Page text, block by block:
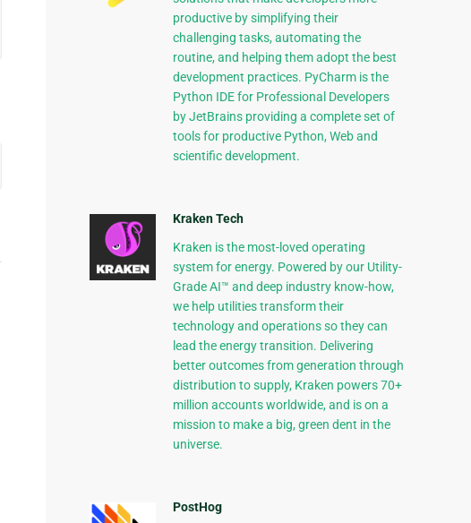
productive by simplifying their
challenging tasks, automating the
routine, and helping them adopt the best
development practices. PyCharm is the
Python IDE for Professional Developers
by JetBrains providing a complete set of
tools for productive Python, Web and
scientific development.
Kraken Tech
Kraken is the most-loved operating
system for energy. Powered by our Utility-
Grade AI™ and deep industry know-how,
we help utilities transform their
technology and operations so they can
lead the energy transition. Delivering
better outcomes from generation through
distribution to supply, Kraken powers 70+
million accounts worldwide, and is on a
mission to make a big, green dent in the
universe.
PostHog